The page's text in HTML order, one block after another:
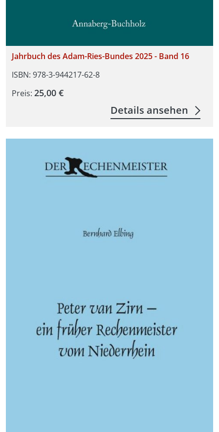
Jahrbuch des Adam-Ries-Bundes 2025 - Band 16
ISBN: 978-3-944217-62-8
Preis: 25,00 €
Details ansehen